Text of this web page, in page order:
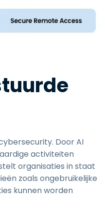
Door AI
activiteiten
organisaties in staat
zoals ongebruikelijke
kunnen worden